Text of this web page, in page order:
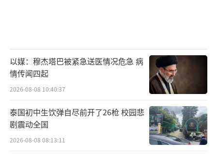
这位“三姨”爱看寻亲节目，每一次都被
感动。“三姨跟我说，孩子，你应该去寻
亲。”胡秀说，30年的寻亲路异常漫长，她曾
因为各种曲折、挫折而意欲放弃，但包括养父
在内的亲友均鼓励她继续下去。
“没有搞清楚这件事之前，你的人生是不
完整的。找到以后，你也多了很多亲人，这绝
以媒：穆杰塔巴被紧急送医情况危急 病
情传闻四起
2026-08-08 10:40:37
泰国初中生饮弹自尽前开了26枪 校园悲
剧震动全国
2026-08-08 08:13:11